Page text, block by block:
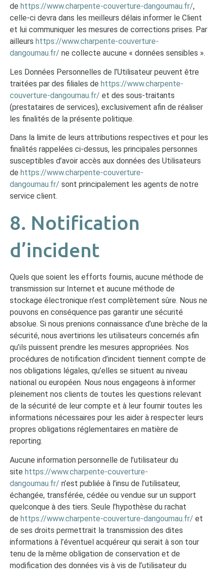
de https://www.charpente-couverture-dangoumau.fr/,
celle-ci devra dans les meilleurs délais informer le Client
et lui communiquer les mesures de corrections prises. Par
ailleurs https://www.charpente-couverture-
dangoumau.fr/ ne collecte aucune « données sensibles ».
Les Données Personnelles de l’Utilisateur peuvent être
traitées par des filiales de https://www.charpente-
couverture-dangoumau.fr/ et des sous-traitants
(prestataires de services), exclusivement afin de réaliser
les finalités de la présente politique.
Dans la limite de leurs attributions respectives et pour les
finalités rappelées ci-dessus, les principales personnes
susceptibles d’avoir accès aux données des Utilisateurs
de https://www.charpente-couverture-
dangoumau.fr/ sont principalement les agents de notre
service client.
8. Notification
d’incident
Quels que soient les efforts fournis, aucune méthode de
transmission sur Internet et aucune méthode de
stockage électronique n’est complètement sûre. Nous ne
pouvons en conséquence pas garantir une sécurité
absolue. Si nous prenions connaissance d’une brèche de la
sécurité, nous avertirions les utilisateurs concernés afin
qu’ils puissent prendre les mesures appropriées. Nos
procédures de notification d’incident tiennent compte de
nos obligations légales, qu’elles se situent au niveau
national ou européen. Nous nous engageons à informer
pleinement nos clients de toutes les questions relevant
de la sécurité de leur compte et à leur fournir toutes les
informations nécessaires pour les aider à respecter leurs
propres obligations réglementaires en matière de
reporting.
Aucune information personnelle de l’utilisateur du
site https://www.charpente-couverture-
dangoumau.fr/ n’est publiée à l’insu de l’utilisateur,
échangée, transférée, cédée ou vendue sur un support
quelconque à des tiers. Seule l’hypothèse du rachat
de https://www.charpente-couverture-dangoumau.fr/ et
de ses droits permettrait la transmission des dites
informations à l’éventuel acquéreur qui serait à son tour
tenu de la même obligation de conservation et de
modification des données vis à vis de l’utilisateur du